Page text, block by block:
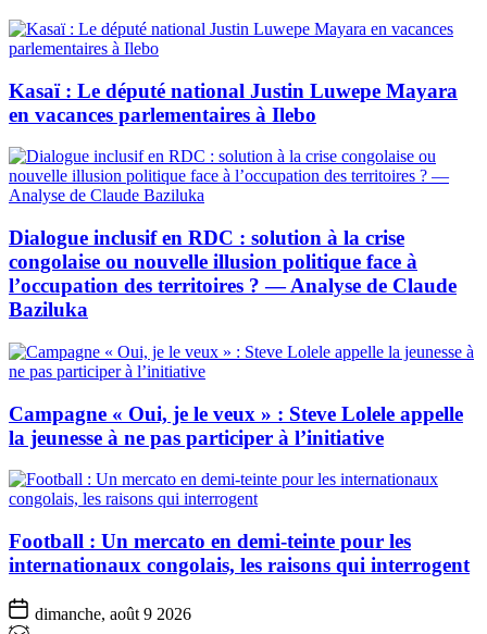
Kasaï : Le député national Justin Luwepe Mayara
en vacances parlementaires à Ilebo
Dialogue inclusif en RDC : solution à la crise
congolaise ou nouvelle illusion politique face à
l’occupation des territoires ? — Analyse de Claude
Baziluka
Campagne « Oui, je le veux » : Steve Lolele appelle
la jeunesse à ne pas participer à l’initiative
Football : Un mercato en demi-teinte pour les
internationaux congolais, les raisons qui interrogent
dimanche, août 9 2026